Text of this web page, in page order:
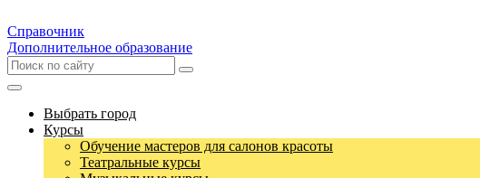
Справочник
Дополнительное образование
Выбрать город
Курсы
Обучение мастеров для салонов красоты
Театральные курсы